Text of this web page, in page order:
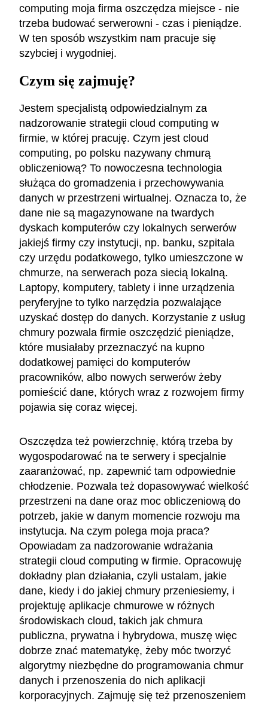
computing moja firma oszczędza miejsce - nie
trzeba budować serwerowni - czas i pieniądze.
W ten sposób wszystkim nam pracuje się
szybciej i wygodniej.
Czym się zajmuję?
Jestem specjalistą odpowiedzialnym za
nadzorowanie strategii cloud computing w
firmie, w której pracuję. Czym jest cloud
computing, po polsku nazywany chmurą
obliczeniową? To nowoczesna technologia
służąca do gromadzenia i przechowywania
danych w przestrzeni wirtualnej. Oznacza to, że
dane nie są magazynowane na twardych
dyskach komputerów czy lokalnych serwerów
jakiejś firmy czy instytucji, np. banku, szpitala
czy urzędu podatkowego, tylko umieszczone w
chmurze, na serwerach poza siecią lokalną.
Laptopy, komputery, tablety i inne urządzenia
peryferyjne to tylko narzędzia pozwalające
uzyskać dostęp do danych. Korzystanie z usług
chmury pozwala firmie oszczędzić pieniądze,
które musiałaby przeznaczyć na kupno
dodatkowej pamięci do komputerów
pracowników, albo nowych serwerów żeby
pomieścić dane, których wraz z rozwojem firmy
pojawia się coraz więcej.
Oszczędza też powierzchnię, którą trzeba by
wygospodarować na te serwery i specjalnie
zaaranżować, np. zapewnić tam odpowiednie
chłodzenie. Pozwala też dopasowywać wielkość
przestrzeni na dane oraz moc obliczeniową do
potrzeb, jakie w danym momencie rozwoju ma
instytucja. Na czym polega moja praca?
Opowiadam za nadzorowanie wdrażania
strategii cloud computing w firmie. Opracowuję
dokładny plan działania, czyli ustalam, jakie
dane, kiedy i do jakiej chmury przeniesiemy, i
projektuję aplikacje chmurowe w różnych
środowiskach cloud, takich jak chmura
publiczna, prywatna i hybrydowa, muszę więc
dobrze znać matematykę, żeby móc tworzyć
algorytmy niezbędne do programowania chmur
danych i przenoszenia do nich aplikacji
korporacyjnych. Zajmuję się też przenoszeniem